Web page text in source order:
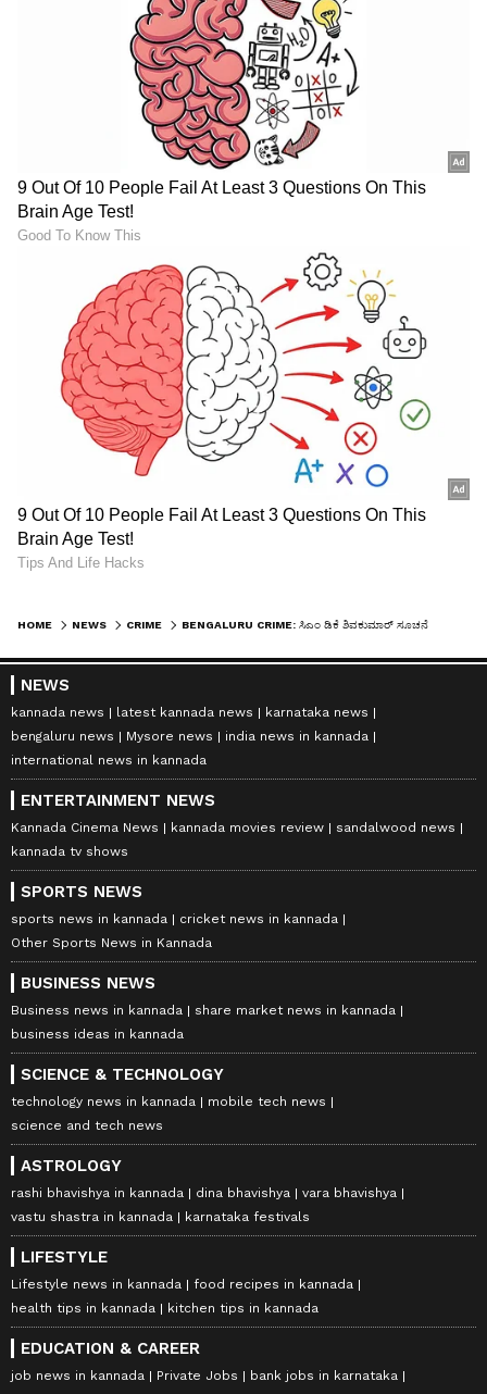
HOME NEWS CRIME
NEWS
kannada news latest kannada news
karnataka news
bengaluru news
Mysore news
india news in kannada
international news in kannada
ENTERTAINMENT NEWS
Kannada Cinema News kannada movies review
sandalwood news
kannada tv shows
SPORTS NEWS
sports news in kannada
cricket news in kannada
Other Sports News in Kannada
BUSINESS NEWS
Business news in kannada
share market news in kannada
business ideas in kannada
SCIENCE & TECHNOLOGY
technology news in kannada
mobile tech news
science and tech news
ASTROLOGY
rashi bhavishya in kannada dina bhavishya
vara bhavishya
vastu shastra in kannada
karnataka festivals
LIFESTYLE
Lifestyle news in kannada
food recipes in kannada
health tips in kannada
kitchen tips in kannada
EDUCATION & CAREER
job news in kannada Private Jobs
bank jobs in karnataka